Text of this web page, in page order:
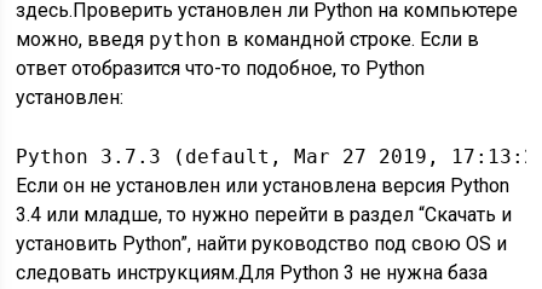
здесь.Проверить установлен ли Python на компьютере
можно, введя python в командной строке. Если в
ответ отобразится что-то подобное, то Python
установлен:
Python 3.7.3 (default, Mar 27 2019,
Если он не установлен или установлена версия Python
3.4 или младше, то нужно перейти в раздел “Скачать и
установить Python”, найти руководство под свою OS и
следовать инструкциям.Для Python 3 не нужна база